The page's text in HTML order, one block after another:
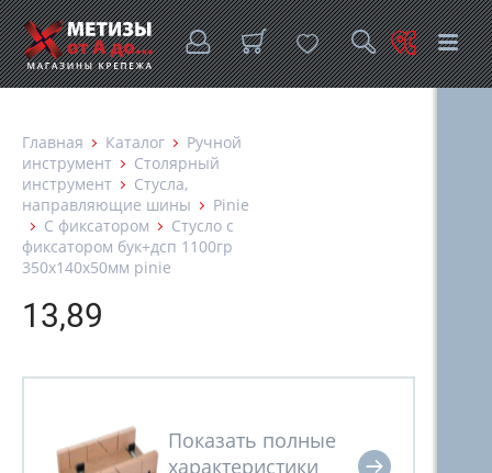
Главная Каталог
Ручной
инструмент
Столярный
инструмент
Стусла,
направляющие шины
Pinie
С фиксатором
Стусло с
фиксатором бук+дсп 1100гр
350х140х50мм pinie
13,89